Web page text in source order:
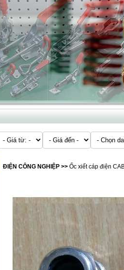
ĐIỆN CÔNG NGHIỆP >> Ốc xiết cáp điện